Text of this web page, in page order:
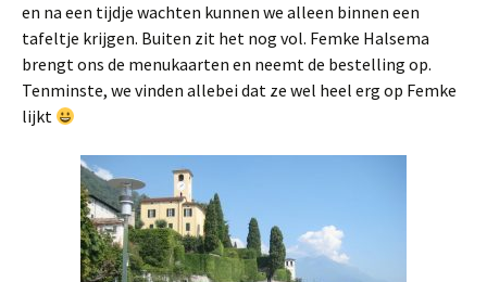
en na een tijdje wachten kunnen we alleen binnen een
tafeltje krijgen. Buiten zit het nog vol. Femke Halsema
brengt ons de menukaarten en neemt de bestelling op.
Tenminste, we vinden allebei dat ze wel heel erg op Femke
lijkt